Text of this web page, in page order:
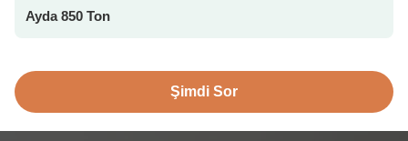
Ayda 850 Ton
Şimdi Sor